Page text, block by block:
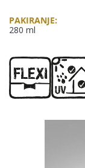
PAKIRANJE:
280 ml